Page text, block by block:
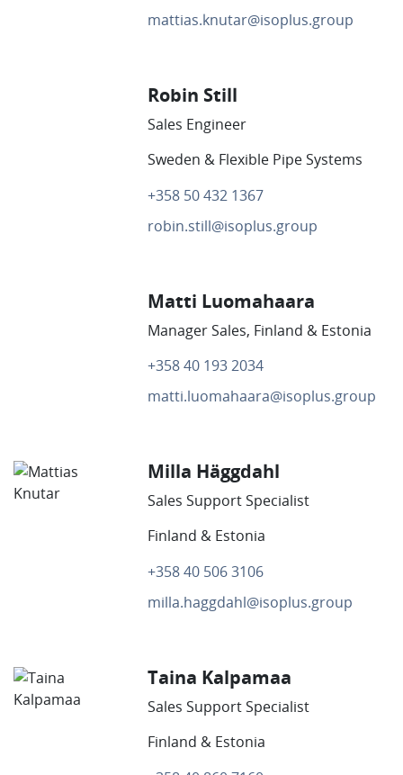
mattias.knutar@isoplus.group
Robin Still
Sales Engineer
Sweden & Flexible Pipe Systems
+358 50 432 1367
robin.still@isoplus.group
Matti Luomahaara
Manager Sales, Finland & Estonia
+358 40 193 2034
matti.luomahaara@isoplus.group
Milla Häggdahl
Sales Support Specialist
Finland & Estonia
+358 40 506 3106
milla.haggdahl@isoplus.group
Taina Kalpamaa
Sales Support Specialist
Finland & Estonia